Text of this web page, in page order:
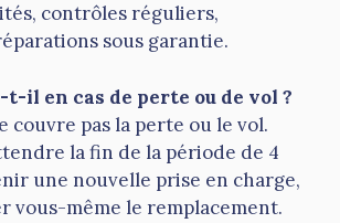
contrôles réguliers,
sous garantie.
t-il en cas de perte ou de vol ?
couvre pas la perte ou le vol.
la fin de la période de 4
une nouvelle prise en charge,
vous-même le remplacement.